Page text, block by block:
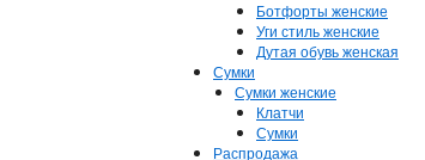
Ботфорты женские
Уги стиль женские
Дутая обувь женская
Сумки
Сумки женские
Клатчи
Сумки
Распродажа